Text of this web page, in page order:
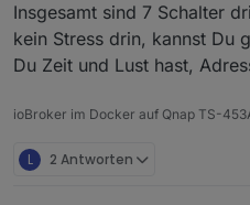
Insgesamt sind 7 Schalter
kein Stress drin, kannst Du
Du Zeit und Lust hast,
ioBroker im Docker auf Qnap TS-
L 2 Antworten